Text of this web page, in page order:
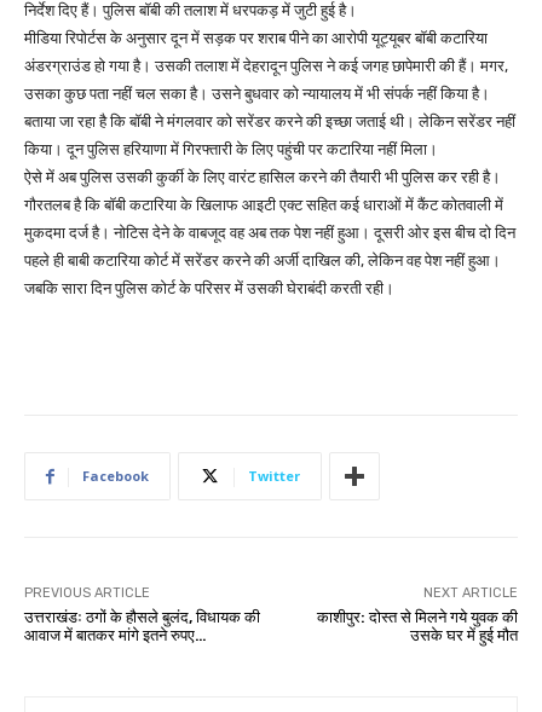
निर्देश दिए हैं। पुलिस बॉबी की तलाश में धरपकड़ में जुटी हुई है।
मीडिया रिपोर्टस के अनुसार दून में सड़क पर शराब पीने का आरोपी यूट्यूबर बॉबी कटारिया
अंडरग्राउंड हो गया है। उसकी तलाश में देहरादून पुलिस ने कई जगह छापेमारी की हैं। मगर,
उसका कुछ पता नहीं चल सका है। उसने बुधवार को न्यायालय में भी संपर्क नहीं किया है।
बताया जा रहा है कि बॉबी ने मंगलवार को सरेंडर करने की इच्छा जताई थी। लेकिन सरेंडर नहीं
किया। दून पुलिस हरियाणा में गिरफ्तारी के लिए पहुंची पर कटारिया नहीं मिला।
ऐसे में अब पुलिस उसकी कुर्की के लिए वारंट हासिल करने की तैयारी भी पुलिस कर रही है।
गौरतलब है कि बॉबी कटारिया के खिलाफ आइटी एक्ट सहित कई धाराओं में कैंट कोतवाली में
मुकदमा दर्ज है। नोटिस देने के वाबजूद वह अब तक पेश नहीं हुआ। दूसरी ओर इस बीच दो दिन
पहले ही बाबी कटारिया कोर्ट में सरेंडर करने की अर्जी दाखिल की, लेकिन वह पेश नहीं हुआ।
जबकि सारा दिन पुलिस कोर्ट के परिसर में उसकी घेराबंदी करती रही।
Facebook Twitter
PREVIOUS ARTICLE
उत्तराखंडः ठगों के हौसले बुलंद, विधायक की
आवाज में बातकर मांगे इतने रुपए…
NEXT ARTICLE
काशीपुर: दोस्त से मिलने गये युवक की
उसके घर में हुई मौत